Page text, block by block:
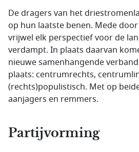
De dragers van het
op hun laatste benen. Mede
vrijwel elk perspectief voor de
verdampt. In plaats daarvan
nieuwe samenhangende
plaats: centrumrechts,
(rechts)populistisch. Met op
aanjagers en remmers.
Partijvorming